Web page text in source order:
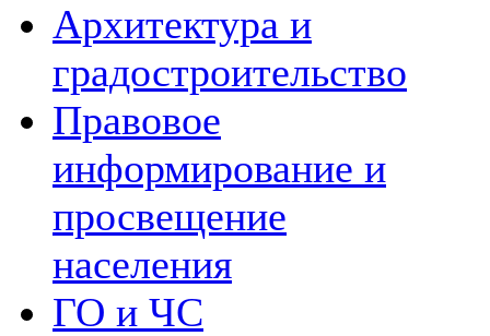
Архитектура и
градостроительство
Правовое
информирование и
просвещение
населения
ГО и ЧС